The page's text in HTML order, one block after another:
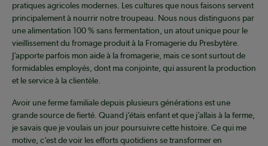
pratiques agricoles modernes. Les cultures que nous faisons servent
principalement à nourrir notre troupeau. Nous nous distinguons par
une alimentation 100 % sans fermentation, un atout unique pour le
vieillissement du fromage produit à la Fromagerie du Presbytère.
J’apporte parfois mon aide à la fromagerie, mais ce sont surtout de
formidables employés, dont ma conjointe, qui assurent la production
et le service à la clientèle.
Avoir une ferme familiale depuis plusieurs générations est une
grande source de fierté. Quand j’étais enfant et que j’allais à la ferme,
je savais que je voulais un jour poursuivre cette histoire. Ce qui me
motive, c’est de voir les efforts quotidiens se transformer en